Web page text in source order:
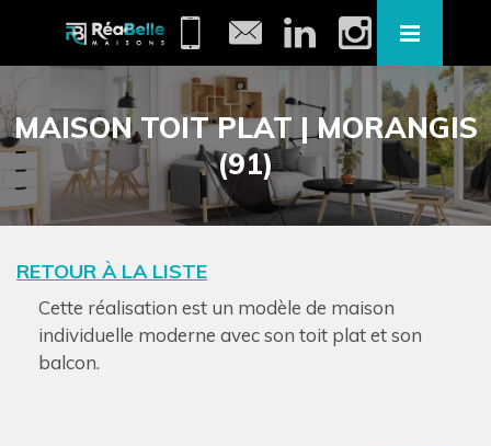
MAISON TOIT PLAT | MORANGIS
(91)
RETOUR À LA LISTE
Cette réalisation est un modèle de maison
individuelle moderne avec son toit plat et son
balcon.